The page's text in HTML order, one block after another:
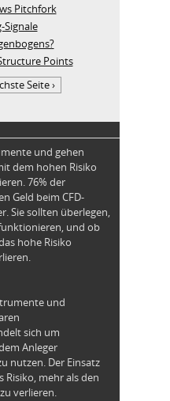
Pitchfork
Points
Seite ›
und gehen
dem hohen Risiko
76% der
Geld beim CFD-
Sie sollten überlegen,
und ob
hohe Risiko
und
sich um
Anleger
nutzen. Der Einsatz
Risiko, mehr als den
verlieren.